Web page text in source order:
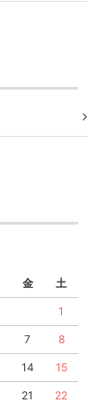
金 土
1
7 8
14 15
21 22